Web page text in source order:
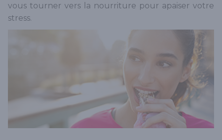
vous tourner vers la nourriture pour apaiser votre
stress.